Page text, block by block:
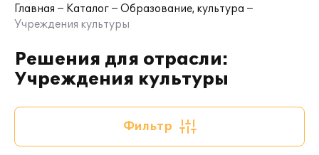
Главная Каталог
Образование, культура
Учреждения культуры
Решения для отрасли:
Учреждения культуры
Фильтр